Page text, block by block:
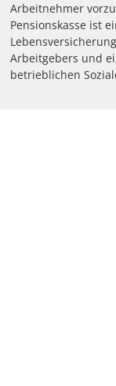
Arbeitnehmer
Pensionskasse ist
Arbeitgebers und
betrieblichen